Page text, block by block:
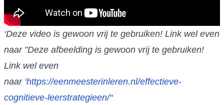
‘Deze video is gewoon vrij te gebruiken! Link wel even
naar ”Deze afbeelding is gewoon vrij te gebruiken!
Link wel even
naar ‘https://eenmeesterinleren.nl/effectieve-
cognitieve-leerstrategieen/‘‘